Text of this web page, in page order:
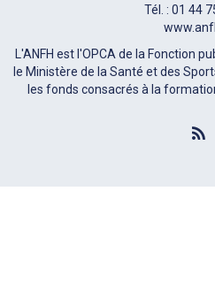
Tél. : 01 44
L'ANFH est l'OPCA de la Fonction
le Ministère de la Santé et des
les fonds consacrés à la